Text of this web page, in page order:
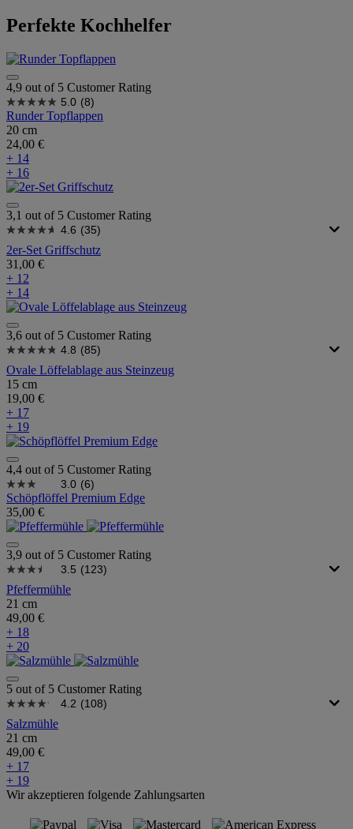
Perfekte Kochhelfer
4,9 out of 5 Customer Rating
5.0 (8)
Runder Topflappen
20 cm
24,00 €
+ 14
+ 16
3,1 out of 5 Customer Rating
4.6 (35)
2er-Set Griffschutz
31,00 €
+ 12
+ 14
3,6 out of 5 Customer Rating
4.8 (85)
Ovale Löffelablage aus Steinzeug
15 cm
19,00 €
+ 17
+ 19
4,4 out of 5 Customer Rating
3.0 (6)
Schöpflöffel Premium Edge
35,00 €
3,9 out of 5 Customer Rating
3.5 (123)
Pfeffermühle
21 cm
49,00 €
+ 18
+ 20
5 out of 5 Customer Rating
4.2 (108)
Salzmühle
21 cm
49,00 €
+ 17
+ 19
Wir akzeptieren folgende Zahlungsarten